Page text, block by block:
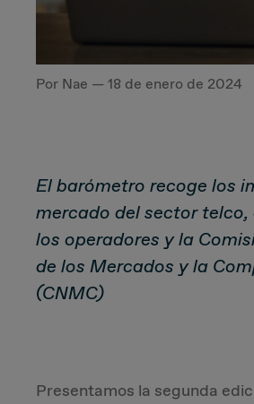
Sales Strategy
Customer Management Strategy
Por Nae — 18 de enero de 2024
El barómetro recoge los
mercado del sector
los operadores y la
de los Mercados y la
(CNMC)
Presentamos la segunda